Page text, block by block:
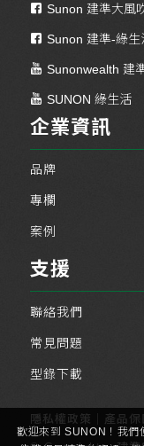
Sunon 建準大風
Sunon 建準-綠生
Sunonwealth 建
SUNON 綠生活
企業資訊
品牌
專欄
案例
支援
聯絡我們
常見問題
型錄下載
隱私權政策 產品
歡迎來到 SUNON！我